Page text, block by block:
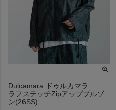
Dulcamara ドゥルカマラ
ラフステッチZipアップブルゾ
ン(26SS)